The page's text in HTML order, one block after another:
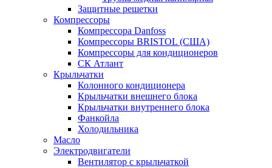
Защитные решетки
Компрессоры
Компрессора Danfoss
Компрессоры BRISTOL (США)
Компрессоры для кондиционеров
СК Атлант
Крыльчатки
Колонного кондиционера
Крыльчатки внешнего блока
Крыльчатки внутреннего блока
Фанкойла
Холодильника
Масло
Электродвигатели
Вентилятор с крыльчаткой